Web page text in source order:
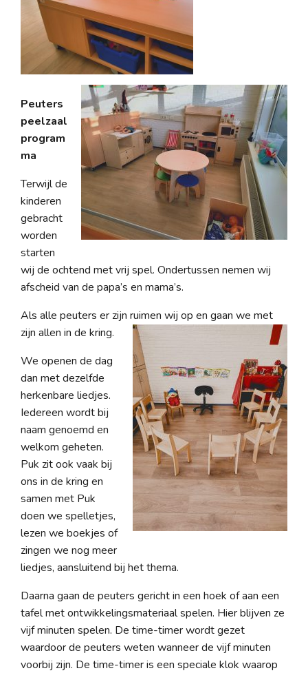
Peuters
peelzaal
program
ma
Terwijl de
kinderen
gebracht
worden
starten
wij de ochtend met vrij spel. Ondertussen nemen wij
afscheid van de papa’s en mama’s.
Als alle peuters er zijn ruimen wij op en gaan we met
zijn allen in de kring.
We openen de dag
dan met dezelfde
herkenbare liedjes.
Iedereen wordt bij
naam genoemd en
welkom geheten.
Puk zit ook vaak bij
ons in de kring en
samen met Puk
doen we spelletjes,
lezen we boekjes of
zingen we nog meer
liedjes, aansluitend bij het thema.
Daarna gaan de peuters gericht in een hoek of aan een
tafel met ontwikkelingsmateriaal spelen. Hier blijven ze
vijf minuten spelen. De time-timer wordt gezet
waardoor de peuters weten wanneer de vijf minuten
voorbij zijn. De time-timer is een speciale klok waarop